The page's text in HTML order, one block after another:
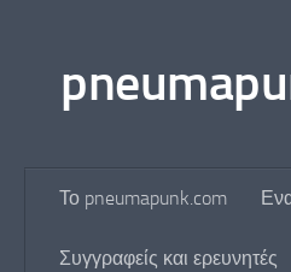
Το pneumapunk.com
Συγγραφείς και ερευνητές